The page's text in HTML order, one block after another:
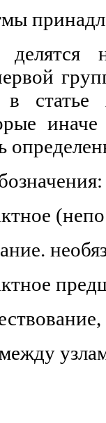
статье